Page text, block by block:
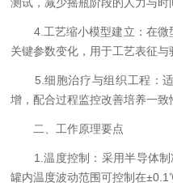
4.工艺缩小模型建立：在微
关键参数变化，用于工艺表征与
5.细胞治疗与组织工程：适
增，配合过程监控改善培养一致
二、工作原理要点
1.温度控制：采用半导体制
罐内温度波动范围可控制在